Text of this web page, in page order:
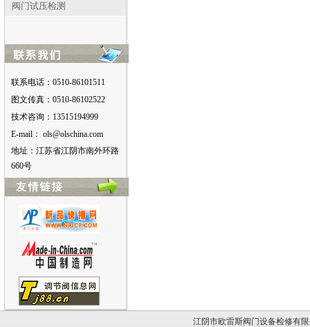
阀门试压检测
联系电话：0510-86101511
图文传真：0510-86102522
技术咨询：13515194999
E-mail： moc.anihcslo@slo
地址：江苏省江阴市南外环路
660号
江阴市欧雷斯阀门设备检修有限